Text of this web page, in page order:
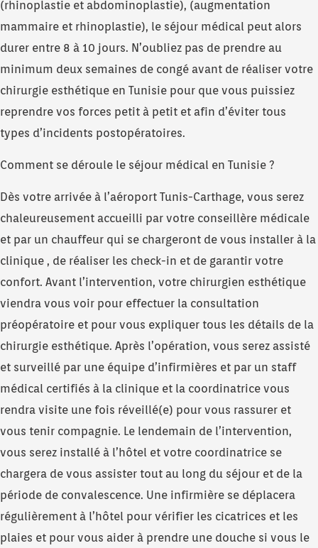
(rhinoplastie et abdominoplastie), (augmentation
mammaire et rhinoplastie), le séjour médical peut alors
durer entre 8 à 10 jours. N’oubliez pas de prendre au
minimum deux semaines de congé avant de réaliser votre
chirurgie esthétique en Tunisie pour que vous puissiez
reprendre vos forces petit à petit et afin d’éviter tous
types d’incidents postopératoires.
Comment se déroule le séjour médical en Tunisie ?
Dès votre arrivée à l’aéroport Tunis-Carthage, vous serez
chaleureusement accueilli par votre conseillère médicale
et par un chauffeur qui se chargeront de vous installer à la
clinique , de réaliser les check-in et de garantir votre
confort. Avant l’intervention, votre chirurgien esthétique
viendra vous voir pour effectuer la consultation
préopératoire et pour vous expliquer tous les détails de la
chirurgie esthétique. Après l’opération, vous serez assisté
et surveillé par une équipe d’infirmières et par un staff
médical certifiés à la clinique et la coordinatrice vous
rendra visite une fois réveillé(e) pour vous rassurer et
vous tenir compagnie. Le lendemain de l’intervention,
vous serez installé à l’hôtel et votre coordinatrice se
chargera de vous assister tout au long du séjour et de la
période de convalescence. Une infirmière se déplacera
régulièrement à l’hôtel pour vérifier les cicatrices et les
plaies et pour vous aider à prendre une douche si vous le